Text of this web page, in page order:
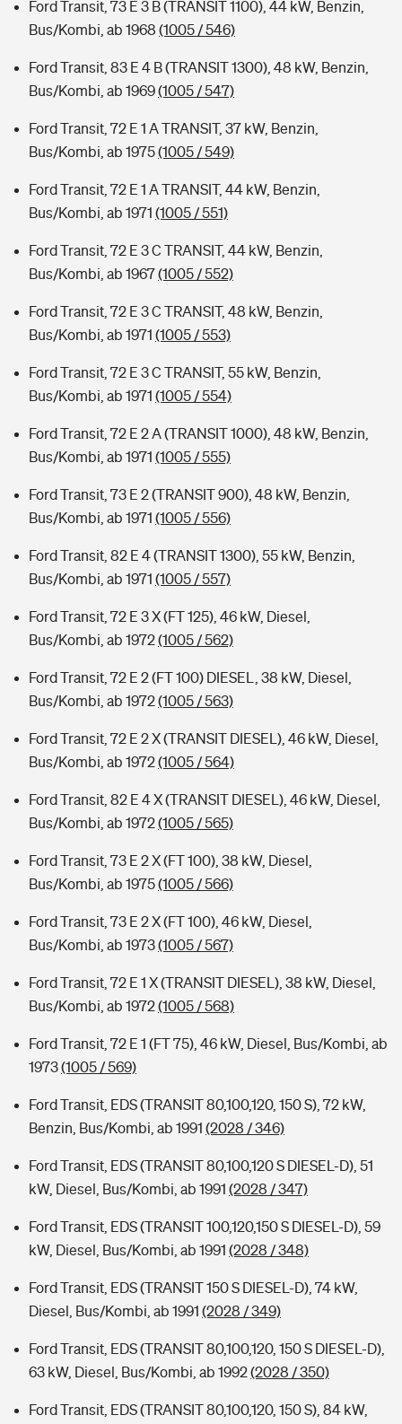
Ford Transit, 73 E 3 B (TRANSIT 1100), 44 kW, Benzin,
Bus/Kombi, ab 1968 (1005 / 546)
Ford Transit, 83 E 4 B (TRANSIT 1300), 48 kW, Benzin,
Bus/Kombi, ab 1969(1005 / 547)
Ford Transit, 72 E 1 A TRANSIT, 37 kW, Benzin,
Bus/Kombi, ab 1975(1005 / 549)
Ford Transit, 72 E 1 A TRANSIT, 44 kW, Benzin,
Bus/Kombi, ab 1971 (1005 / 551)
Ford Transit, 72 E 3 C TRANSIT, 44 kW, Benzin,
Bus/Kombi, ab 1967(1005 / 552)
Ford Transit, 72 E 3 C TRANSIT, 48 kW, Benzin,
Bus/Kombi, ab 1971 (1005 / 553)
Ford Transit, 72 E 3 C TRANSIT, 55 kW, Benzin,
Bus/Kombi, ab 1971 (1005 / 554)
Ford Transit, 72 E 2 A (TRANSIT 1000), 48 kW, Benzin,
Bus/Kombi, ab 1971 (1005 / 555)
Ford Transit, 73 E 2 (TRANSIT 900), 48 kW, Benzin,
Bus/Kombi, ab 1971 (1005 / 556)
Ford Transit, 82 E 4 (TRANSIT 1300), 55 kW, Benzin,
Bus/Kombi, ab 1971 (1005 / 557)
Ford Transit, 72 E 3 X (FT 125), 46 kW, Diesel,
Bus/Kombi, ab 1972(1005 / 562)
Ford Transit, 72 E 2 (FT 100) DIESEL, 38 kW, Diesel,
Bus/Kombi, ab 1972(1005 / 563)
Ford Transit, 72 E 2 X (TRANSIT DIESEL), 46 kW, Diesel,
Bus/Kombi, ab 1972(1005 / 564)
Ford Transit, 82 E 4 X (TRANSIT DIESEL), 46 kW, Diesel,
Bus/Kombi, ab 1972(1005 / 565)
Ford Transit, 73 E 2 X (FT 100), 38 kW, Diesel,
Bus/Kombi, ab 1975(1005 / 566)
Ford Transit, 73 E 2 X (FT 100), 46 kW, Diesel,
Bus/Kombi, ab 1973(1005 / 567)
Ford Transit, 72 E 1 X (TRANSIT DIESEL), 38 kW, Diesel,
Bus/Kombi, ab 1972(1005 / 568)
Ford Transit, 72 E 1 (FT 75), 46 kW, Diesel, Bus/Kombi, ab
1973(1005 / 569)
Ford Transit, EDS (TRANSIT 80,100,120, 150 S), 72 kW,
Benzin, Bus/Kombi, ab 1991 (2028 / 346)
Ford Transit, EDS (TRANSIT 80,100,120 S DIESEL-D), 51
kW, Diesel, Bus/Kombi, ab 1991 (2028 / 347)
Ford Transit, EDS (TRANSIT 100,120,150 S DIESEL-D), 59
kW, Diesel, Bus/Kombi, ab 1991 (2028 / 348)
Ford Transit, EDS (TRANSIT 150 S DIESEL-D), 74 kW,
Diesel, Bus/Kombi, ab 1991 (2028 / 349)
Ford Transit, EDS (TRANSIT 80,100,120, 150 S DIESEL-D),
63 kW, Diesel, Bus/Kombi, ab 1992(2028 / 350)
Ford Transit, EDS (TRANSIT 80,100,120, 150 S), 84 kW,